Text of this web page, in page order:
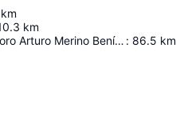
km
km
Aeropuerto Internacional Comodoro Arturo Merino Benítez : 86.5 km